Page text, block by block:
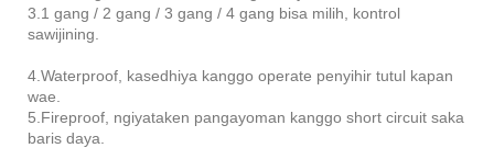
3.1 gang / 2 gang / 3 gang / 4 gang bisa milih, kontrol
sawijining.
4.Waterproof, kasedhiya kanggo operate penyihir tutul kapan
wae.
5.Fireproof, ngiyataken pangayoman kanggo short circuit saka
baris daya.